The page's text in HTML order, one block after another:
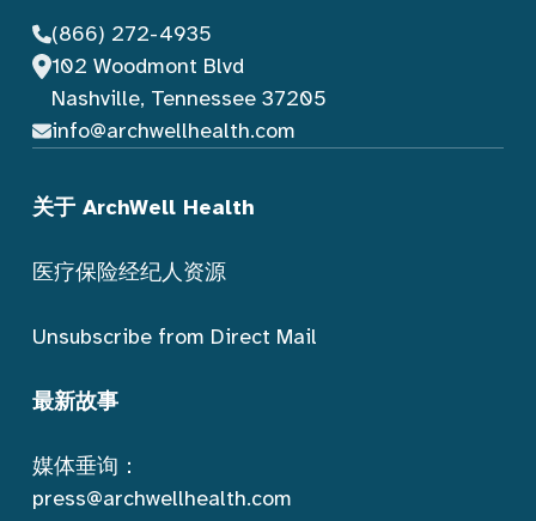
(866) 272-4935
102 Woodmont Blvd
Nashville, Tennessee 37205
info@archwellhealth.com
关于 ArchWell Health
医疗保险经纪人资源
Unsubscribe from Direct Mail
最新故事
媒体垂询：
press@archwellhealth.com